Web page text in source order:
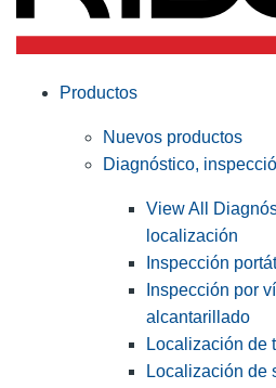
Productos
Nuevos productos
Diagnóstico,
View All
localización
Inspección
Inspección por
alcantarillado
Localización de
Localización de